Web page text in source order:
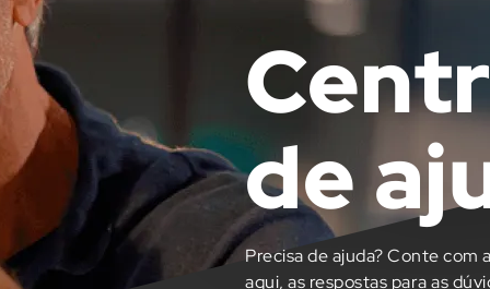
de
Precisa de ajuda? Conte com
aqui, as respostas para as